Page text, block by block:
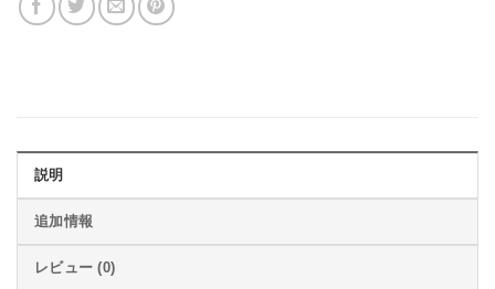
説明
追加情報
レビュー (0)